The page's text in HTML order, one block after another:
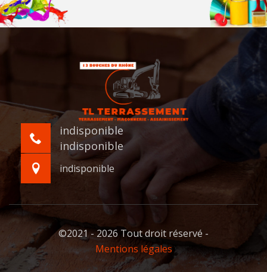
indisponible
indisponible
indisponible
©2021 - 2026 Tout droit réservé -
Mentions légales